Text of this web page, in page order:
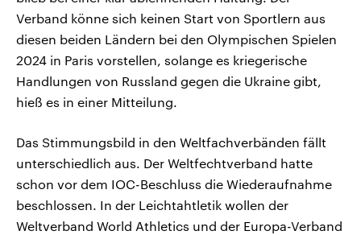
Verband könne sich keinen Start von Sportlern aus
diesen beiden Ländern bei den Olympischen Spielen
2024 in Paris vorstellen, solange es kriegerische
Handlungen von Russland gegen die Ukraine gibt,
hieß es in einer Mitteilung.
Das Stimmungsbild in den Weltfachverbänden fällt
unterschiedlich aus. Der Weltfechtverband hatte
schon vor dem IOC-Beschluss die Wiederaufnahme
beschlossen. In der Leichtahtletik wollen der
Weltverband World Athletics und der Europa-Verband